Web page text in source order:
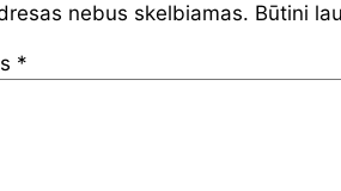
nebus skelbiamas. Būtini
*